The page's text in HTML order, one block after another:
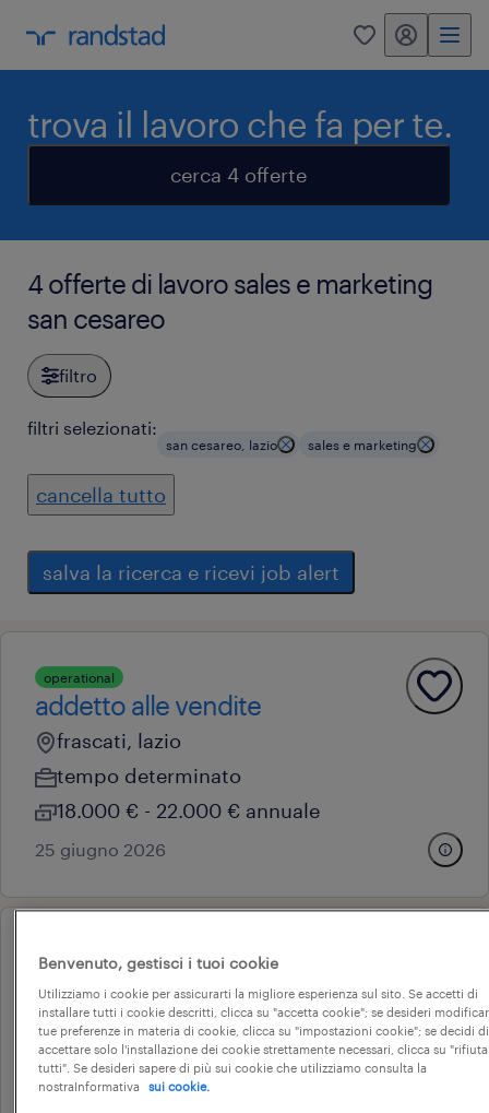
0 my randstad
trova il lavoro che fa per te.
cerca 4 offerte
4 offerte di lavoro sales e marketing
san cesareo
filtro
filtri selezionati:
san cesareo, lazio sales e marketing
cancella tutto
salva la ricerca e ricevi job alert
operational
addetto alle vendite
frascati, lazio
tempo determinato
18.000 € - 22.000 € annuale
25 giugno 2026
fleet account manager
tivoli, lazio
tempo determinato
24.000 € - 27.000 € annuale
Benvenuto, gestisci i tuoi cookie
Utilizziamo i cookie per assicurarti la migliore esperienza sul sito. Se accetti di
installare tutti i cookie descritti, clicca su "accetta cookie"; se desideri
tue preferenze in materia di cookie, clicca su "impostazioni cookie"; se decidi di
accettare solo l'installazione dei cookie strettamente necessari, clicca su "rifiuta
tutti". Se desideri sapere di più sui cookie che utilizziamo consulta la
nostraInformativa
sui cookie.